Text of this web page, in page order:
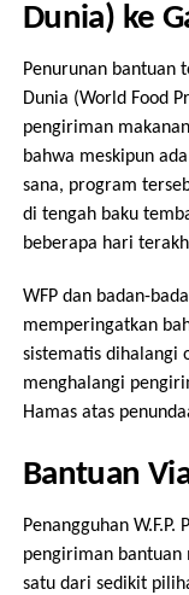
Dunia) ke
Penurunan bantuan
Dunia (World Food
pengiriman
bahwa meskipun
sana, program
di tengah baku
beberapa hari
WFP dan badan-
memperingatkan
sistematis dihalangi
menghalangi
Hamas atas
Bantuan
Penangguhan
pengiriman bantuan
satu dari sedikit